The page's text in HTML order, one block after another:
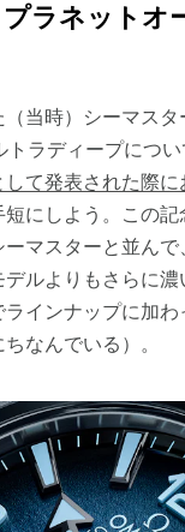
ラネットオ
当時）シーマスタ
ラディープについ
て発表された際に
にしよう。この記
マスターと並んで
デルよりもさらに
インナップに加
なんでいる）。